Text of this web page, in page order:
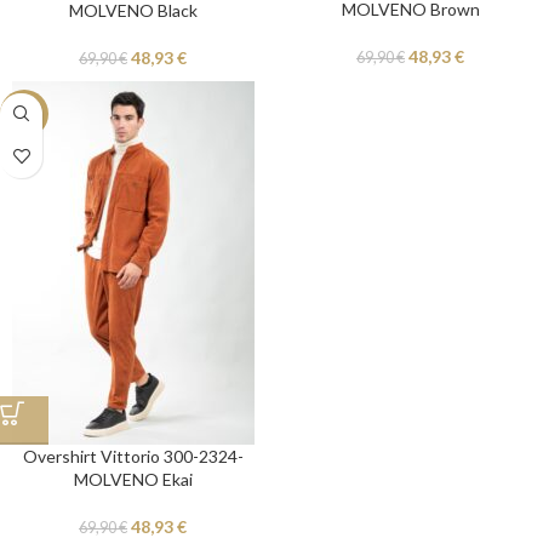
MOLVENO Black
69,90€ 48,93€
MOLVENO Brown
69,90€ 48,93€
-30%
Overshirt Vittorio 300-2324-
MOLVENO Ekai
69,90€ 48,93€